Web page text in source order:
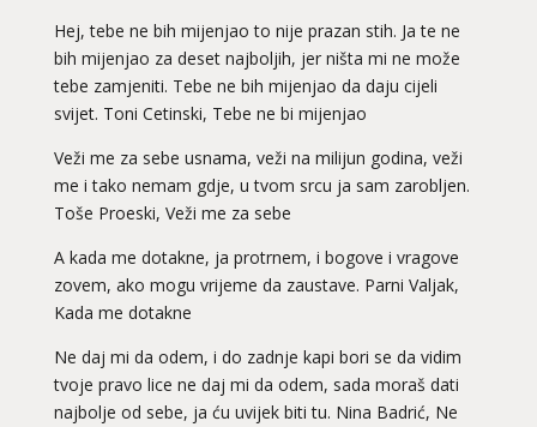
Hej, tebe ne bih mijenjao to nije prazan stih. Ja te ne
bih mijenjao za deset najboljih, jer ništa mi ne može
tebe zamjeniti. Tebe ne bih mijenjao da daju cijeli
svijet. Toni Cetinski, Tebe ne bi mijenjao
Veži me za sebe usnama, veži na milijun godina, veži
me i tako nemam gdje, u tvom srcu ja sam zarobljen.
Toše Proeski, Veži me za sebe
A kada me dotakne, ja protrnem, i bogove i vragove
zovem, ako mogu vrijeme da zaustave. Parni Valjak,
Kada me dotakne
Ne daj mi da odem, i do zadnje kapi bori se da vidim
tvoje pravo lice ne daj mi da odem, sada moraš dati
najbolje od sebe, ja ću uvijek biti tu. Nina Badrić, Ne